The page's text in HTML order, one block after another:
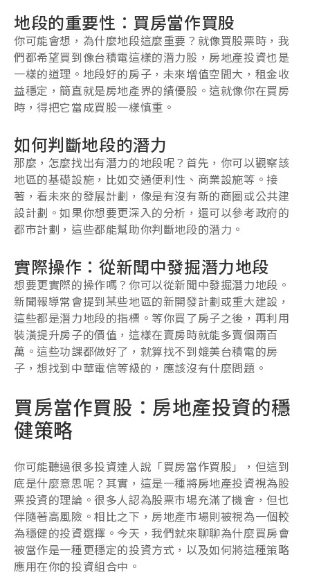
地段的重要性：買房當作買股
你可能會想，為什麼地段這麼重要？就像買股票時，我
們都希望買到像台積電這樣的潛力股，房地產投資也是
一樣的道理。地段好的房子，未來增值空間大，租金收
益穩定，簡直就是房地產界的績優股。這就像你在買房
時，得把它當成買股一樣慎重。
如何判斷地段的潛力
那麼，怎麼找出有潛力的地段呢？首先，你可以觀察該
地區的基礎設施，比如交通便利性、商業設施等。接
著，看未來的發展計劃，像是有沒有新的商圈或公共建
設計劃。如果你想要更深入的分析，還可以參考政府的
都市計劃，這些都能幫助你判斷地段的潛力。
實際操作：從新聞中發掘潛力地段
想要更實際的操作嗎？你可以從新聞中發掘潛力地段。
新聞報導常會提到某些地區的新開發計劃或重大建設，
這些都是潛力地段的指標。等你買了房子之後，再利用
裝潢提升房子的價值，這樣在賣房時就能多賣個兩百
萬。這些功課都做好了，就算找不到媲美台積電的房
子，想找到中華電信等級的，應該沒有什麼問題。
買房當作買股：房地產投資的穩
健策略
你可能聽過很多投資達人說「買房當作買股」，但這到
底是什麼意思呢？其實，這是一種將房地產投資視為股
票投資的理論。很多人認為股票市場充滿了機會，但也
伴隨著高風險。相比之下，房地產市場則被視為一個較
為穩健的投資選擇。今天，我們就來聊聊為什麼買房會
被當作是一種更穩定的投資方式，以及如何將這種策略
應用在你的投資組合中。